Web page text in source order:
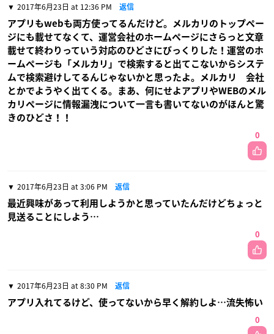
2017年6月23日 at 12:36 PM 返信
アプリもwebも両方使ってるんだけど。メルカリのトップペー
ジにも載せてなくて、運営会社のホームページにさらっと文章
載せて終わりっていう対応のひどさにびっくりした！運営のホ
ームページも「メルカリ」で検索すると出てこないからシステ
ムで検索避けしてるんじゃないかと思ったよ。メルカリ 会社
とかでようやく出てくる。まあ、何にせよアプリやWEBのメル
カリページに情報漏洩について一言も書いてないのがほんと驚
きのひどさ！！
0
2017年6月23日 at 3:06 PM 返信
最近興味があって利用しようかと思っていたんだけどちょっと
見送ることにしよう…
0
2017年6月23日 at 8:30 PM 返信
アプリ入れてるけど、使ってないから早く解約しよ…流失怖い
0